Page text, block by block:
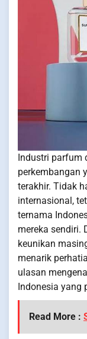
Industri parfum
perkembangan
terakhir. Tidak
internasional,
ternama
mereka sendiri.
keunikan
menarik
ulasan
Indonesia yang
Read More :